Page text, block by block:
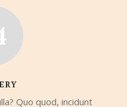
Quo quod, incidunt